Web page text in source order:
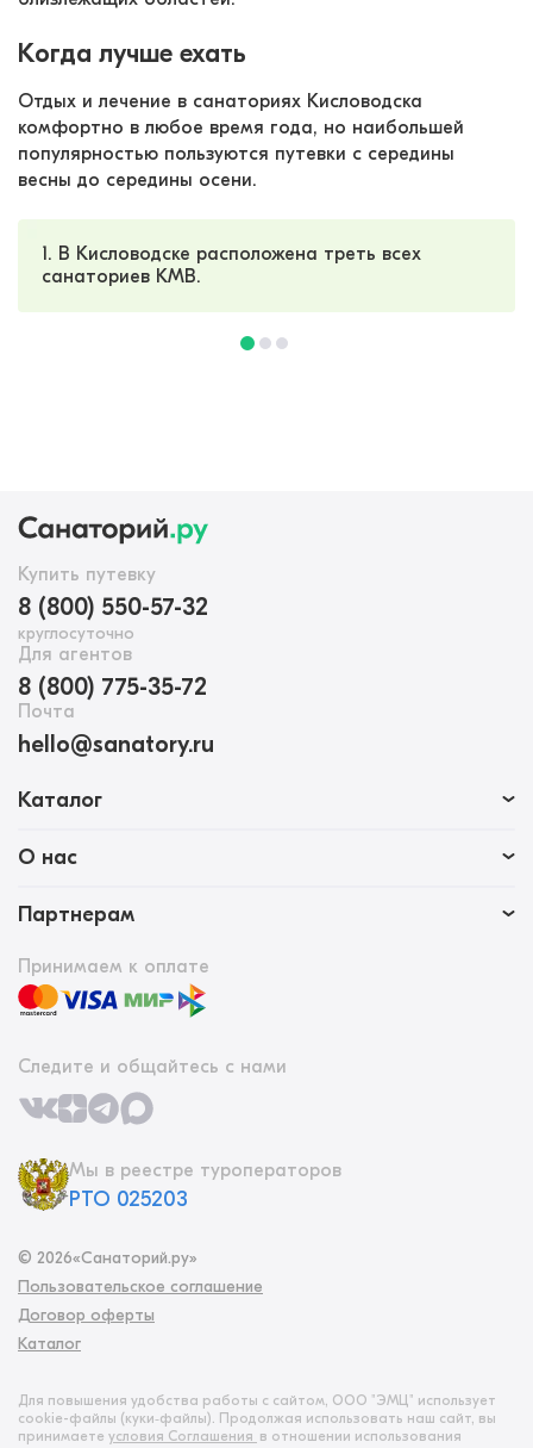
Когда лучше ехать
Отдых и лечение в санаториях Кисловодска
комфортно в любое время года, но наибольшей
популярностью пользуются путевки с середины
весны до середины осени.
1. В Кисловодске расположена треть всех
санаториев КМВ.
Купить путевку
8 (800) 550-57-32
круглосуточно
Для агентов
8 (800) 775-35-72
Почта
hello@sanatory.ru
Каталог
О нас
Партнерам
Принимаем к оплате
Следите и общайтесь с нами
Мы в реестре туроператоров
РТО 025203
© 2026«Санаторий.ру»
Пользовательское соглашение
Договор оферты
Каталог
Для повышения удобства работы с сайтом, ООО "ЭМЦ" использует
cookie-файлы (куки‑файлы). Продолжая использовать наш сайт, вы
принимаете условия Соглашения в отношении использования